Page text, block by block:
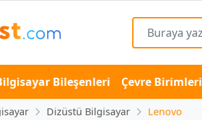
Bileşenleri Çevre Birimleri
Dizüstü Bilgisayar Lenovo